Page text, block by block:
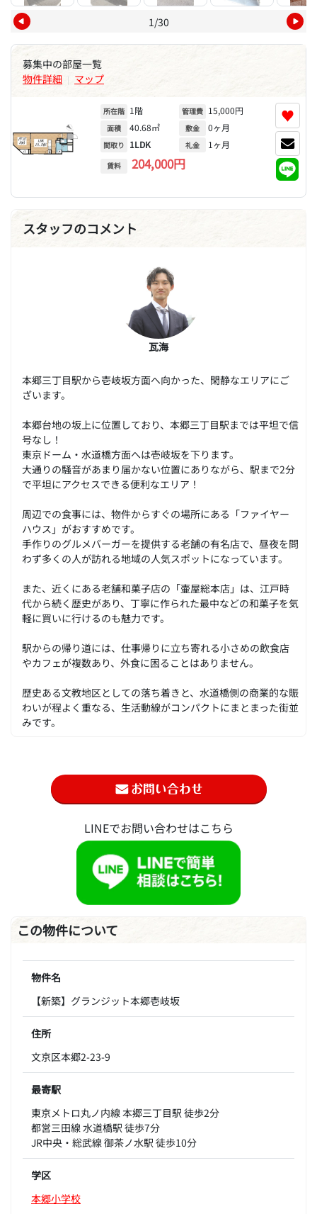
1/30
募集中の部屋一覧
物件詳細 | マップ
所在階 1階
面積 40.68㎡
間取り 1LDK
賃料 204,000円
管理費 15,000円
敷金 0ヶ月
礼金 1ヶ月
♥
スタッフのコメント
瓦海
本郷三丁目駅から壱岐坂方面へ向かった、閑静なエリアにご
ざいます。
本郷台地の坂上に位置しており、本郷三丁目駅までは平坦で信
号なし！
東京ドーム・水道橋方面へは壱岐坂を下ります。
大通りの騒音があまり届かない位置にありながら、駅まで2分
で平坦にアクセスできる便利なエリア！
周辺での食事には、物件からすぐの場所にある「ファイヤー
ハウス」がおすすめです。
手作りのグルメバーガーを提供する老舗の有名店で、昼夜を問
わず多くの人が訪れる地域の人気スポットになっています。
また、近くにある老舗和菓子店の「壷屋総本店」は、江戸時
代から続く歴史があり、丁寧に作られた最中などの和菓子を気
軽に買いに行けるのも魅力です。
駅からの帰り道には、仕事帰りに立ち寄れる小さめの飲食店
やカフェが複数あり、外食に困ることはありません。
歴史ある文教地区としての落ち着きと、水道橋側の商業的な賑
わいが程よく重なる、生活動線がコンパクトにまとまった街並
みです。
LINEでお問い合わせはこちら
この物件について
物件名
【新築】グランジット本郷壱岐坂
住所
文京区本郷2-23-9
最寄駅
東京メトロ丸ノ内線 本郷三丁目駅 徒歩2分
都営三田線 水道橋駅 徒歩7分
JR中央・総武線 御茶ノ水駅 徒歩10分
学区
本郷小学校